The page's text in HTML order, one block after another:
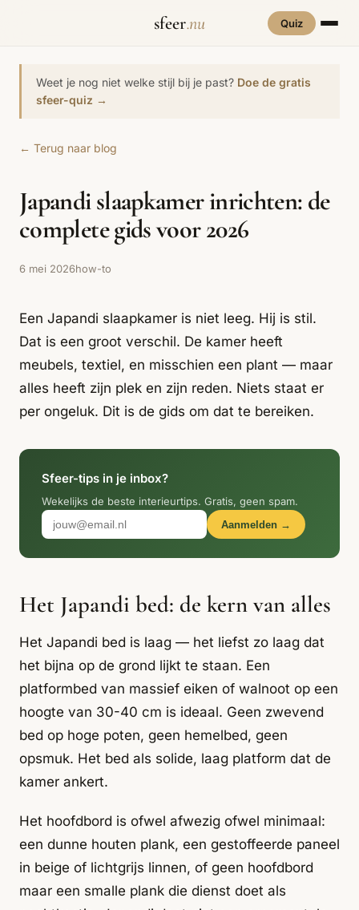
sfeer.nu Quiz
INTERIEURSTIJLEN
Biophilic
Botanisch
Interieur
Brutalisme Coastal
Comfort
Dopamine
Grandmillennial Healing Home Hygge
Industrial
Italiaans
Design
Japandi
Japans Zen Maximalistisch Mediterraans
Moody
Interieur
Organic
Modern
Quiet Luxury
Retro Revival
2026
RUIMTES
Badkamer Werkkamer
Kinderkamer
Weet je nog niet welke stijl bij je past? Doe de gratis
sfeer-quiz →
← Terug naar blog
Japandi slaapkamer inrichten: de
complete gids voor 2026
6 mei 2026how-to
Een Japandi slaapkamer is niet leeg. Hij is stil.
Dat is een groot verschil. De kamer heeft
meubels, textiel, en misschien een plant — maar
alles heeft zijn plek en zijn reden. Niets staat er
per ongeluk. Dit is de gids om dat te bereiken.
Sfeer-tips in je inbox?
Wekelijks de beste interieurtips. Gratis, geen spam.
Aanmelden →
Het Japandi bed: de kern van alles
Het Japandi bed is laag — het liefst zo laag dat
het bijna op de grond lijkt te staan. Een
platformbed van massief eiken of walnoot op een
hoogte van 30-40 cm is ideaal. Geen zwevend
bed op hoge poten, geen hemelbed, geen
opsmuk. Het bed als solide, laag platform dat de
kamer ankert.
Het hoofdbord is ofwel afwezig ofwel minimaal:
een dunne houten plank, een gestoffeerde paneel
in beige of lichtgrijs linnen, of geen hoofdbord
maar een smalle plank die dienst doet als